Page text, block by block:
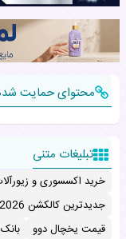
محتوای حمایت
تبلیغات متنی
خرید اکسسوری و
جدیدترین کالکشن 2026 دستبند نقره پاندورا
قیمت یخچال دوو